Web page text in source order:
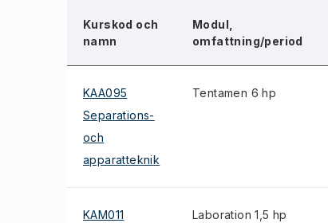
Kurskod och
namn
Modul,
omfattning/period
KAA095
Separations-
och
apparatteknik
Tentamen 6 hp
KAM011
Laboration 1,5 hp